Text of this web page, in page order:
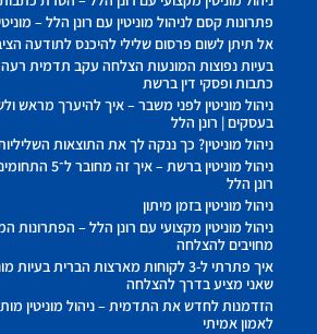
פתרונות קסם לניהול מוניטין עם רונן הלל –
אל תיתן לשום פרסום שלילי להיכנס לתודעה
בעיות נפוצות המונעות הצלחה עקב תדמית רעה,
כתבות ופסקי דין ברשת
ניהול מוניטין לפני משבר – איך להיערך מראש
בעסקים | רונן הלל
ניהול מוניטין? כך ננקה לך את התוצאות
ניהול מוניטין
רונן הלל
ניהול מוניטין בזמן מיתון
ניהול מוניטין מקצועי עם רונן הלל – הפתרונות
מחויבים להצלחה
איך פתרתי ל-3 לקוחות מארצות הברית
שאני מציע בדרך להצלחה
הזדמנות לחדש את התדמית – ניהול מוניטין
לאמון אמיתי